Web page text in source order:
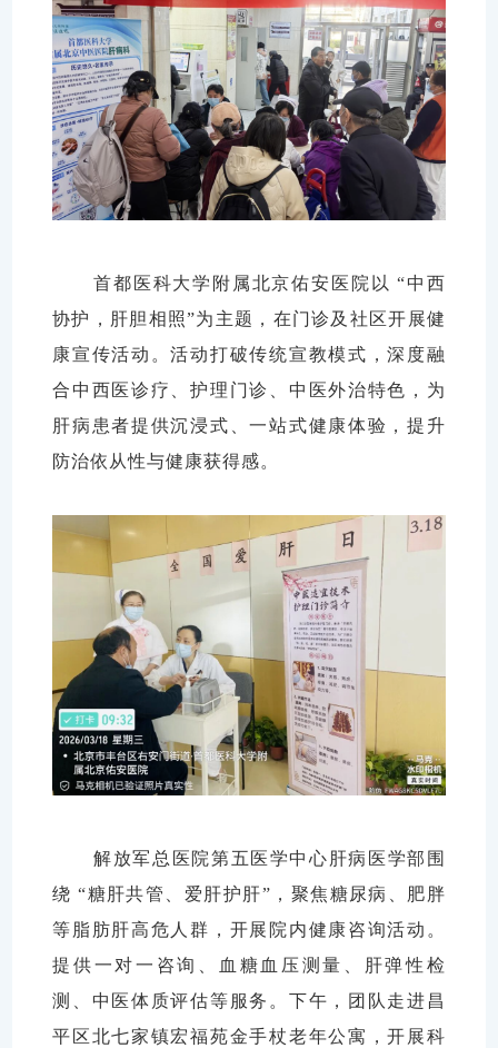
首都医科大学附属北京佑安医院以 “中西
协护，肝胆相照”为主题，在门诊及社区开展健
康宣传活动。活动打破传统宣教模式，深度融
合中西医诊疗、护理门诊、中医外治特色，为
肝病患者提供沉浸式、一站式健康体验，提升
防治依从性与健康获得感。
解放军总医院第五医学中心肝病医学部围
绕 “糖肝共管、爱肝护肝”，聚焦糖尿病、肥胖
等脂肪肝高危人群，开展院内健康咨询活动。
提供一对一咨询、血糖血压测量、肝弹性检
测、中医体质评估等服务。下午，团队走进昌
平区北七家镇宏福苑金手杖老年公寓，开展科